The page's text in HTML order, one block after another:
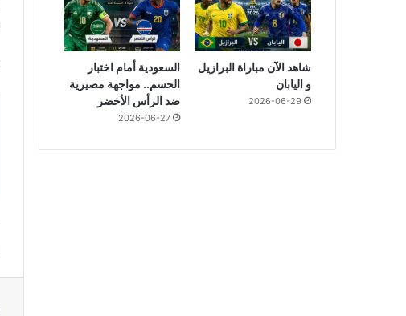
شاهد الآن مباراة البرازيل
و اليابان
2026-06-29
السعودية أمام اختبار
الحسم.. مواجهة مصيرية
ضد الرأس الأخضر
2026-06-27